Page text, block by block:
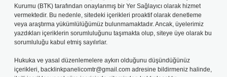
Kurumu (BTK) tarafından onaylanmış bir Yer Sağlayıcı olarak hizmet
vermektedir. Bu nedenle, sitedeki içerikleri proaktif olarak denetleme
veya araştırma yükümlülüğümüz bulunmamaktadır. Ancak, üyelerimiz
yazdıkları içeriklerin sorumluluğunu taşımakta olup, siteye üye olarak bu
sorumluluğu kabul etmiş sayılırlar.
Hukuka ve yasal düzenlemelere aykırı olduğunu düşündüğünüz
içerikleri, backlinkpanelicomtr@gmail.com adresine bildirmeniz halinde,